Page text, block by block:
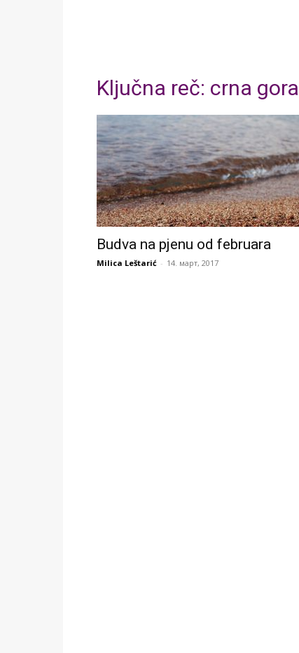
Ključna reč: crna gora
Budva na pjenu od februara
Milica Leštarić - 14. март, 2017